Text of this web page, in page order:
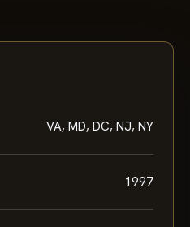
VA, MD, DC, NJ, NY
1997